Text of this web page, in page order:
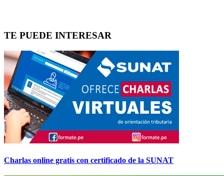
TE PUEDE INTERESAR
Charlas online gratis con certificado de la SUNAT